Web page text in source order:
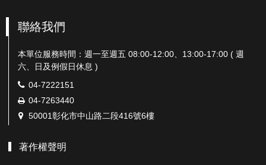
聯絡我們
本單位服務時間：週一至週五 08:00-12:00、13:00-17:00 ( 週
六、日及例假日休息 )
電
話：
04-7222151
傳
真：
04-7263440
地
50001彰化市中山路二段416號6樓
著作權聲明